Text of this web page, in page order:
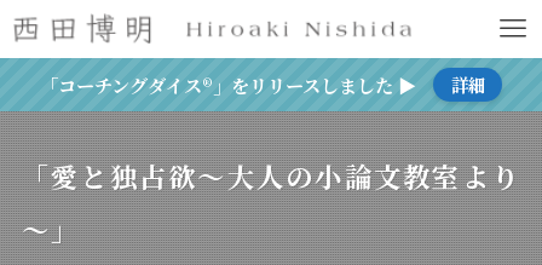
「コーチングダイス®」をリリースしました ▶ 詳細
「愛と独占欲～大人の小論文教室より
～」